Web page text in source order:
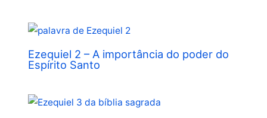
Ezequiel 2 – A importância do poder do
Espírito Santo